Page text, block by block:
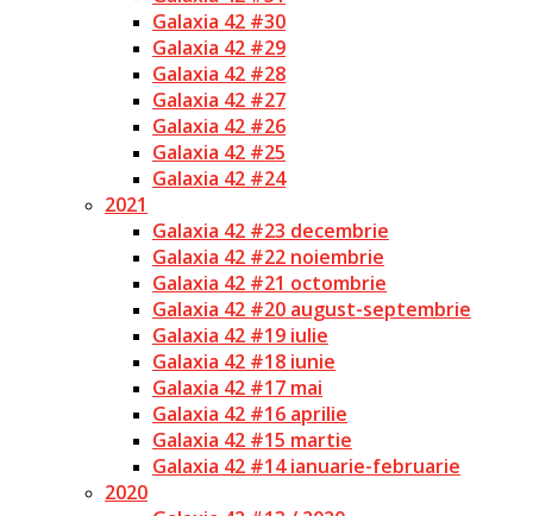
Galaxia 42 #30
Galaxia 42 #29
Galaxia 42 #28
Galaxia 42 #27
Galaxia 42 #26
Galaxia 42 #25
Galaxia 42 #24
2021
Galaxia 42 #23 decembrie
Galaxia 42 #22 noiembrie
Galaxia 42 #21 octombrie
Galaxia 42 #20 august-septembrie
Galaxia 42 #19 iulie
Galaxia 42 #18 iunie
Galaxia 42 #17 mai
Galaxia 42 #16 aprilie
Galaxia 42 #15 martie
Galaxia 42 #14 ianuarie-februarie
2020